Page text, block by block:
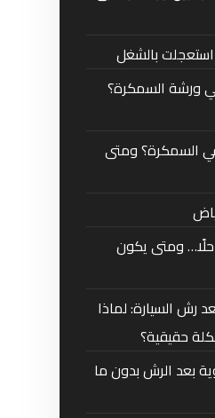
بالشغل
ورشة السمكرة؟
السمكرة؟ ومتى
ومتى يكون
رش السيارة: لماذا
حقيقية؟
بعد الرش بدون ما